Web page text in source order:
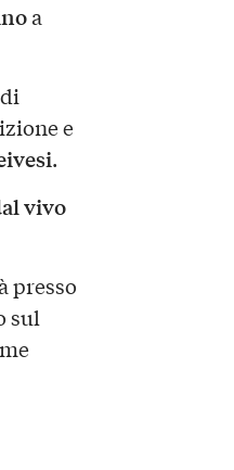
a
e
.
vivo
presso
sul